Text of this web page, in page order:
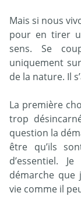
Mais si nous
pour en tirer
sens. Se
uniquement
de la nature. Il
La première
trop
question la
être qu’ils
d’essentiel.
démarche que
vie comme il